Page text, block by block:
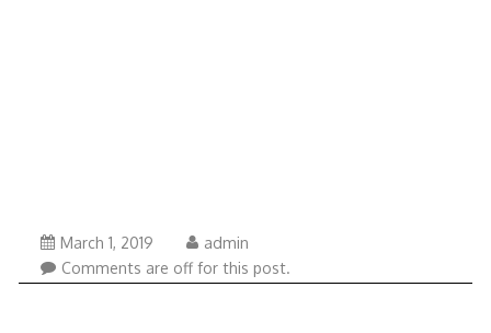
March 1, 2019May
26,
admin
Comments are off for this post.